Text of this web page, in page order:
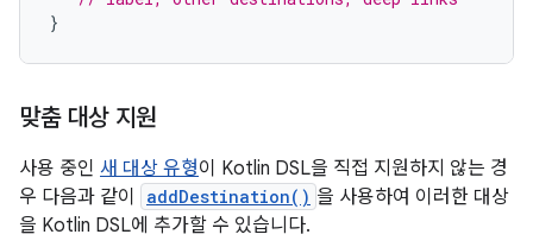
}
맞춤 대상 지원
사용 중인 새 대상 유형이 Kotlin DSL을 직접 지원하지 않는 경
우 다음과 같이
addDestination() 을 사용하여 이러한 대상
을 Kotlin DSL에 추가할 수 있습니다.